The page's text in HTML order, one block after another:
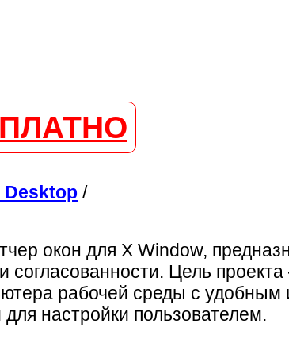
/
окон для X Window,
согласованности. Цель
рабочей среды с
настройки пользователем.